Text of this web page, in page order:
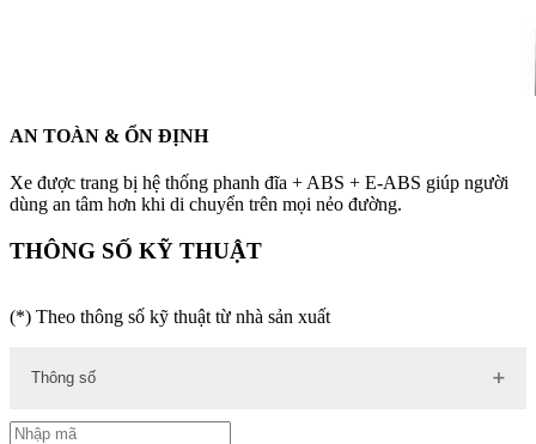
AN TOÀN & ỔN ĐỊNH
Xe được trang bị hệ thống phanh đĩa + ABS + E-ABS giúp người
dùng an tâm hơn khi di chuyển trên mọi nẻo đường.
THÔNG SỐ KỸ THUẬT
(*) Theo thông số kỹ thuật từ nhà sản xuất
Thông số